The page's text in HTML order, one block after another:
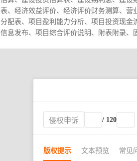
表、经济效益评价、经济评价财务测算、
分配表、项目盈利能力分析、项目投资现
信息发布、项目综合评价说明、附表附录、
侵权申诉 / 120
版权提示 文本预览 常见